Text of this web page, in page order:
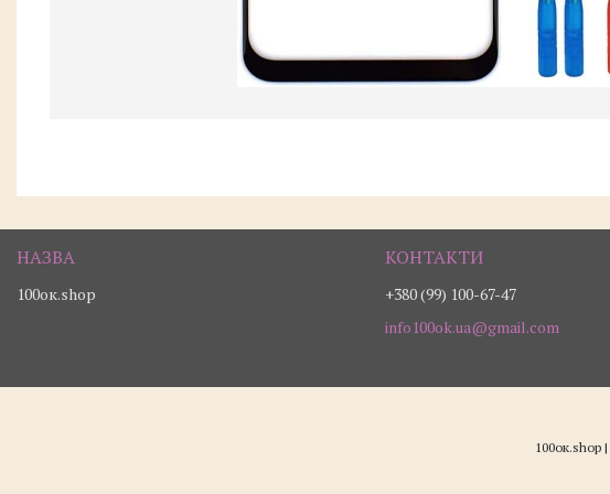
100ок.shop
+380 (99) 100-67-47
info100ok.ua@gmail.com
100ок.shop |